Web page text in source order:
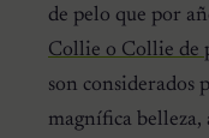
de pelo que por
Collie o Collie de
son considerados
magnífica belleza,